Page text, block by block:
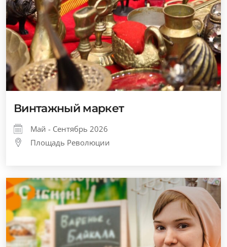
Винтажный маркет
Май - Сентябрь 2026
Площадь Революции